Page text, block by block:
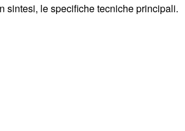
sintesi, le specifiche tecniche principali.